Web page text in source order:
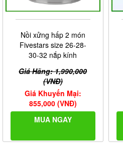
Nồi xửng hấp 2 món
Fivestars size 26-28-
30-32 nắp kính
Giá Hãng: 1,990,000
(VNĐ)
Giá Khuyến Mại:
855,000 (VNĐ)
MUA NGAY